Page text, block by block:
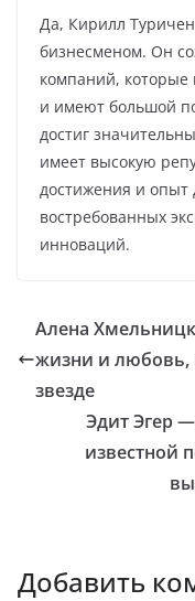
Да, Кирилл
бизнесменом. Он
компаний, которые
и имеют большой
достиг
имеет высокую
достижения и опыт
востребованных
инноваций.
Алена
жизни и любовь,
звезде
Эдит Эгер
известной
Добавить